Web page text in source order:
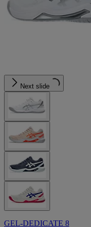
Next slide
GEL-DEDICATE 8